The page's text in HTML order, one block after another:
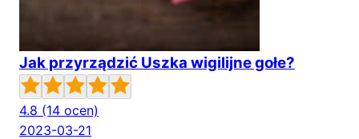
Jak przyrządzić Uszka wigilijne gołe?
4.8 (14 ocen)
2023-03-21